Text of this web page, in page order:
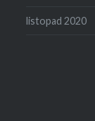
listopad 2020